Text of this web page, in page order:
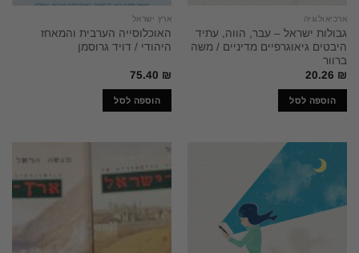
ארכיאולוגיה
גבולות ישראל – עבר, הווה, עתיד
היבטים גיאוגרפיים מדיניים / משה
ברוור
20.26 ₪
הוספה לסל
ארץ ישראל
האוכלוסייה הערבית והמאחז
היהודי / דויד גרוסמן
75.40 ₪
הוספה לסל